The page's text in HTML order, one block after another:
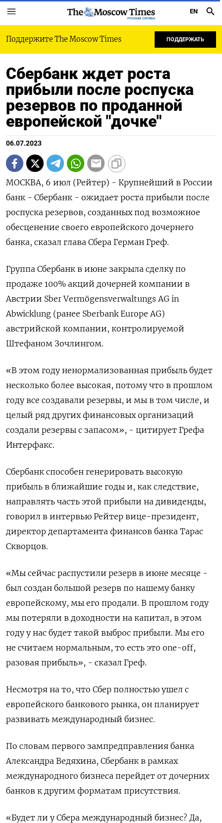
РУССКАЯ СЛУЖБА
EN
Поддержите The Moscow Times ПОДДЕРЖАТЬ
Сбербанк ждет роста
прибыли после роспуска
резервов по проданной
европейской "дочке"
06.07.2023
МОСКВА, 6 июл (Рейтер) - Крупнейший в России
банк - Сбербанк - ожидает роста прибыли после
роспуска резервов, созданных под возможное
обесценение своего европейского дочернего
банка, сказал глава Сбера Герман Греф.
Группа Сбербанк в июне закрыла сделку по
продаже 100% акций дочерней компании в
Австрии Sber Vermögensverwaltungs AG in
Abwicklung (ранее Sberbank Europe AG)
австрийской компании, контролируемой
Штефаном Зочлингом.
«В этом году ненормализованная прибыль будет
несколько более высокая, потому что в прошлом
году все создавали резервы, и мы в том числе, и
целый ряд других финансовых организаций
создали резервы с запасом», - цитирует Грефа
Интерфакс.
Сбербанк способен генерировать высокую
прибыль в ближайшие годы и, как следствие,
направлять часть этой прибыли на дивиденды,
говорил в интервью Рейтер вице-президент,
директор департамента финансов банка Тарас
Скворцов.
«Мы сейчас распустили резерв в июне месяце -
был создан большой резерв по нашему банку
европейскому, мы его продали. В прошлом году
мы потеряли в доходности на капитал, в этом
году у нас будет такой выброс прибыли. Мы его
не считаем нормальным, то есть это one-off,
разовая прибыль», - сказал Греф.
Несмотря на то, что Сбер полностью ушел с
европейского банкового рынка, он планирует
развивать международный бизнес.
По словам первого зампредправления банка
Александра Ведяхина, Сбербанк в рамках
международного бизнеса перейдет от дочерних
банков к другим форматам присутствия.
«Будет ли у Сбера международный бизнес? Да,